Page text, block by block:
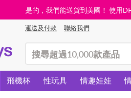
是的，我們能送貨到美國！ 使用
運送及付款 聯絡我們
飛機杯 性玩具 情趣娃娃